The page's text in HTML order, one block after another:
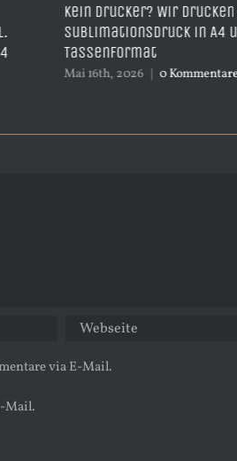
Kein Drucker? Wir drucken das für
Sublimationsdruck in A4 und
Tassenformat
Mai 16th, 2026 | 0 Kommentare
via E-Mail.
Mail.